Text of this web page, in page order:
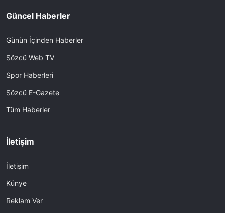
Güncel Haberler
Günün İçinden Haberler
Sözcü Web TV
Spor Haberleri
Sözcü E-Gazete
Tüm Haberler
İletişim
İletişim
Künye
Reklam Ver